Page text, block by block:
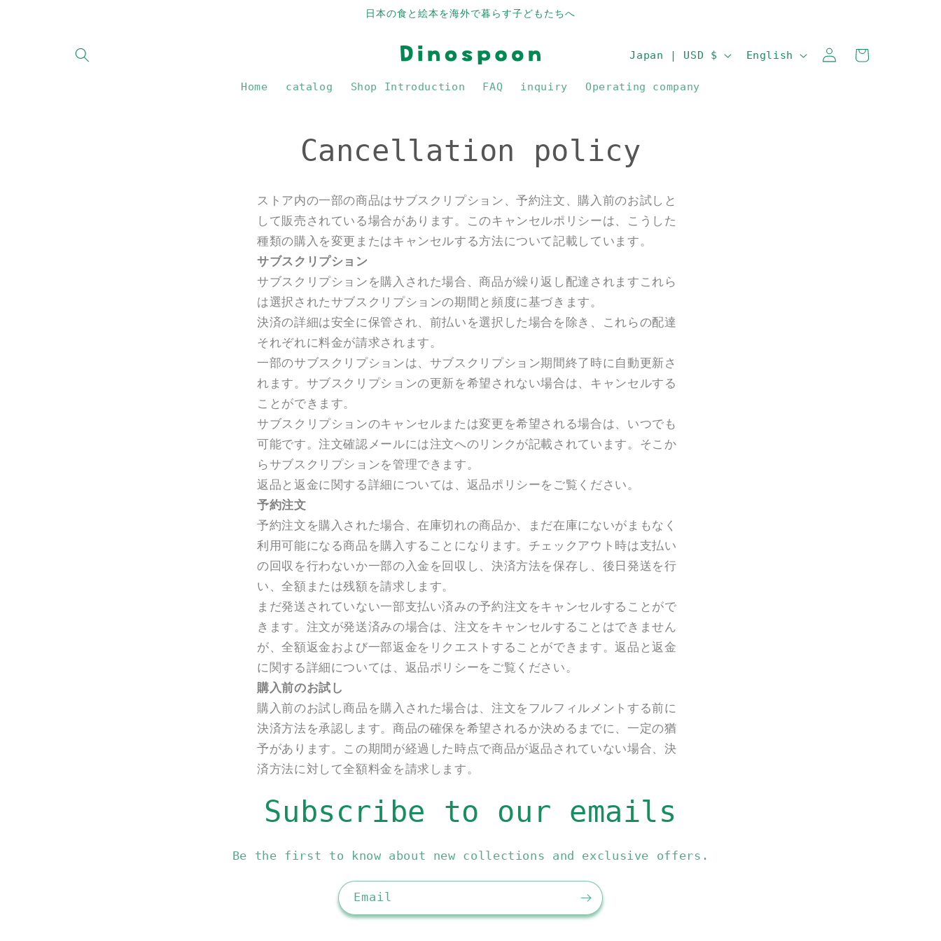
日本の食と絵本を海外で暮らす子どもたちへ
Home catalog Shop Introduction FAQ inquiry Operating company
C
u
t
r
/
r
e
g
o
Japan | USD $
LEnglish
Log
in
Cart
Cancellation policy
ストア内の一部の商品はサブスクリプション、予約注文、購入前のお試しと
して販売されている場合があります。このキャンセルポリシーは、こうした
種類の購入を変更またはキャンセルする方法について記載しています。
サブスクリプション
サブスクリプションを購入された場合、商品が繰り返し配達されますこれら
は選択されたサブスクリプションの期間と頻度に基づきます。
決済の詳細は安全に保管され、前払いを選択した場合を除き、これらの配達
それぞれに料金が請求されます。
一部のサブスクリプションは、サブスクリプション期間終了時に自動更新さ
れます。サブスクリプションの更新を希望されない場合は、キャンセルする
ことができます。
サブスクリプションのキャンセルまたは変更を希望される場合は、いつでも
可能です。注文確認メールには注文へのリンクが記載されています。そこか
らサブスクリプションを管理できます。
返品と返金に関する詳細については、返品ポリシーをご覧ください。
予約注文
予約注文を購入された場合、在庫切れの商品か、まだ在庫にないがまもなく
利用可能になる商品を購入することになります。チェックアウト時は支払い
の回収を行わないか一部の入金を回収し、決済方法を保存し、後日発送を行
い、全額または残額を請求します。
まだ発送されていない一部支払い済みの予約注文をキャンセルすることがで
きます。注文が発送済みの場合は、注文をキャンセルすることはできません
が、全額返金および一部返金をリクエストすることができます。返品と返金
に関する詳細については、返品ポリシーをご覧ください。
購入前のお試し
購入前のお試し商品を購入された場合は、注文をフルフィルメントする前に
決済方法を承認します。商品の確保を希望されるか決めるまでに、一定の猶
予があります。この期間が経過した時点で商品が返品されていない場合、決
済方法に対して全額料金を請求します。
Subscribe to our emails
Be the first to know about new collections and exclusive offers.
Email